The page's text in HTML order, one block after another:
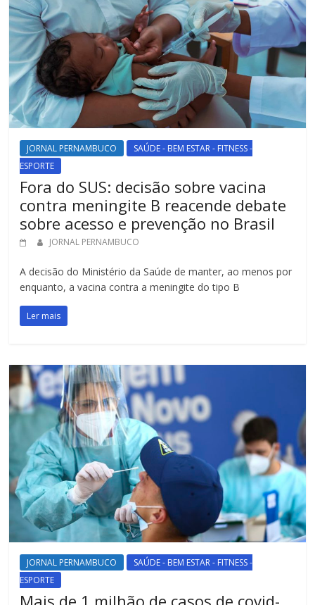
JORNAL PERNAMBUCO
SAÚDE - BEM ESTAR - FITNESS -
ESPORTE
Fora do SUS: decisão sobre vacina
contra meningite B reacende debate
sobre acesso e prevenção no Brasil
JORNAL PERNAMBUCO
A decisão do Ministério da Saúde de manter, ao menos por
enquanto, a vacina contra a meningite do tipo B
Ler mais
JORNAL PERNAMBUCO
SAÚDE - BEM ESTAR - FITNESS -
ESPORTE
Mais de 1 milhão de casos de covid-